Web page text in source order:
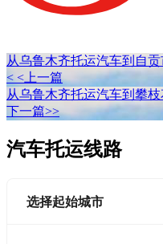
从乌鲁木齐托运汽车到自贡
< <上一篇
从乌鲁木齐托运汽车到攀枝
下一篇>>
汽车托运线路
选择起始城市